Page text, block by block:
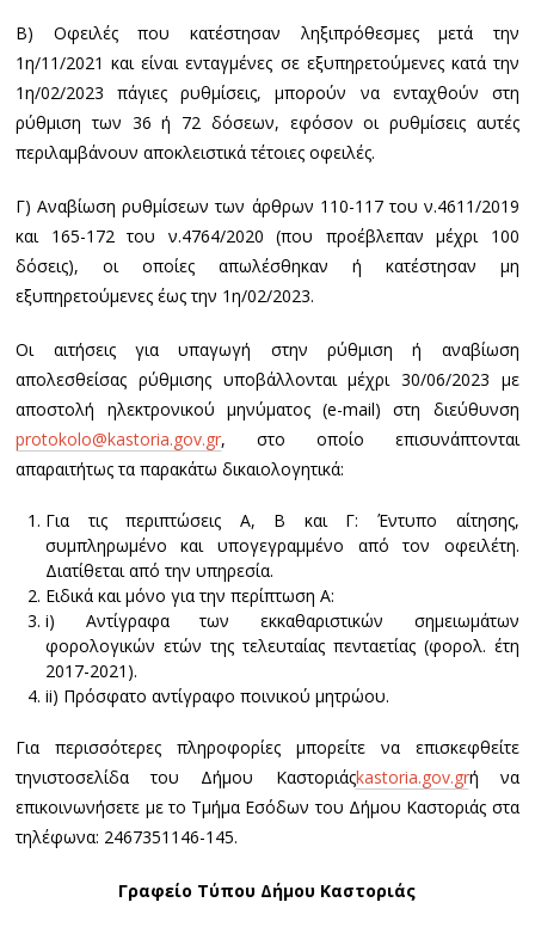
Β) Οφειλές που κατέστησαν ληξιπρόθεσμες μετά την
1η/11/2021 και είναι ενταγμένες σε εξυπηρετούμενες κατά την
1η/02/2023 πάγιες ρυθμίσεις, μπορούν να ενταχθούν στη
ρύθμιση των 36 ή 72 δόσεων, εφόσον οι ρυθμίσεις αυτές
περιλαμβάνουν αποκλειστικά τέτοιες οφειλές.
Γ) Αναβίωση ρυθμίσεων των άρθρων 110-117 του ν.4611/2019
και 165-172 του ν.4764/2020 (που προέβλεπαν μέχρι 100
δόσεις), οι οποίες απωλέσθηκαν ή κατέστησαν μη
εξυπηρετούμενες έως την 1η/02/2023.
Οι αιτήσεις για υπαγωγή στην ρύθμιση ή αναβίωση
απολεσθείσας ρύθμισης υποβάλλονται μέχρι 30/06/2023 με
αποστολή ηλεκτρονικού μηνύματος (e-mail) στη διεύθυνση
protokolo@kastoria.gov.gr, στο οποίο επισυνάπτονται
απαραιτήτως τα παρακάτω δικαιολογητικά:
Για τις περιπτώσεις Α, Β και Γ: Έντυπο αίτησης,
συμπληρωμένο και υπογεγραμμένο από τον οφειλέτη.
Διατίθεται από την υπηρεσία.
Ειδικά και μόνο για την περίπτωση Α:
i) Αντίγραφα των εκκαθαριστικών σημειωμάτων
φορολογικών ετών της τελευταίας πενταετίας (φορολ. έτη
2017-2021).
ii) Πρόσφατο αντίγραφο ποινικού μητρώου.
Για περισσότερες πληροφορίες μπορείτε να επισκεφθείτε
τηνιστοσελίδα του Δήμου Καστοριάςkastoria.gov.grή να
επικοινωνήσετε με το Τμήμα Εσόδων του Δήμου Καστοριάς στα
τηλέφωνα: 2467351146-145.
Γραφείο Τύπου Δήμου Καστοριάς